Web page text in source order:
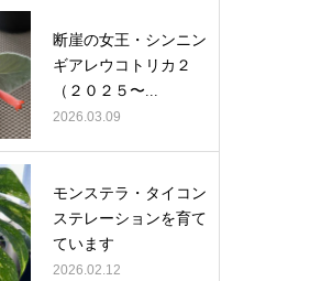
断崖の女王・シンニン
ギアレウコトリカ２
（２０２５〜...
2026.03.09
モンステラ・タイコン
ステレーションを育て
ています
2026.02.12